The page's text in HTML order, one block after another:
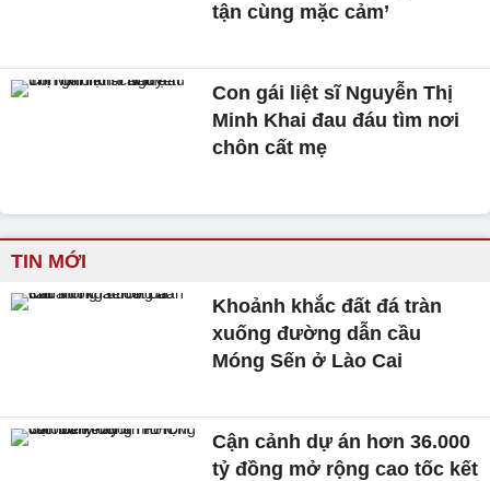
tận cùng mặc cảm’
Con gái liệt sĩ Nguyễn Thị
Minh Khai đau đáu tìm nơi
chôn cất mẹ
TIN MỚI
Khoảnh khắc đất đá tràn
xuống đường dẫn cầu
Móng Sến ở Lào Cai
Cận cảnh dự án hơn 36.000
tỷ đồng mở rộng cao tốc kết